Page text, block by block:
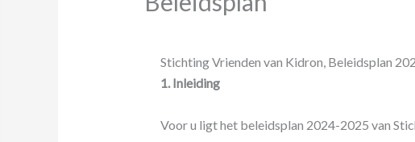
Stichting Vrienden van Kidron, Beleidsplan
1. Inleiding
Voor u ligt het beleidsplan 2024-2025 van